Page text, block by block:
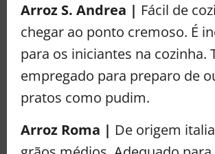
Arroz S. Andrea | Fácil de
chegar ao ponto cremoso. É
para os iniciantes na cozinha.
empregado para preparo de
pratos como pudim.
Arroz Roma | De origem